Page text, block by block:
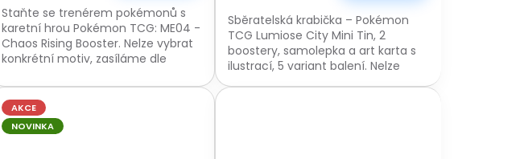
Staňte se trenérem pokémonů s
karetní hrou Pokémon TCG: ME04 -
Chaos Rising Booster. Nelze vybrat
konkrétní motiv, zasíláme dle
za 1 balíček.
Sběratelská krabička – Pokémon
TCG Lumiose City Mini Tin, 2
boostery, samolepka a art karta s
ilustrací, 5 variant balení. Nelze
vybrat konkrétní motiv, zasíláme
AKCE
NOVINKA